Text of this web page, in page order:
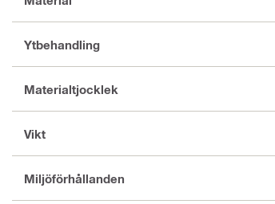
Ytbehandling
Materialtjocklek
Vikt
Miljöförhållanden